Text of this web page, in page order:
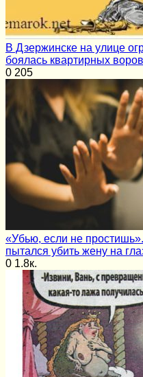
В Дзержинске на улице
боялась квартирных воров
0 205
«Убью, если не
пытался убить жену на
0 1.8к.